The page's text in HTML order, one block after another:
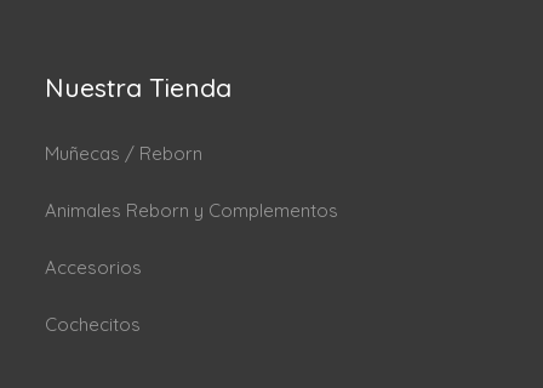
Nuestra Tienda
Muñecas / Reborn
Animales Reborn y Complementos
Accesorios
Cochecitos